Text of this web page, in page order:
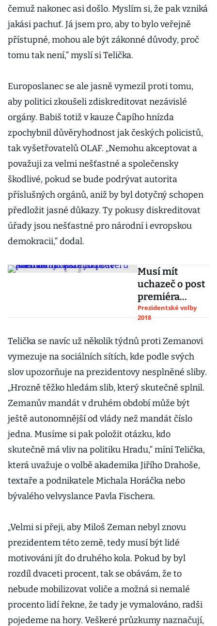
čemuž nakonec asi došlo. Myslím si, že pak vzniká
jakási pachuť. Já jsem pro, aby to bylo veřejně
přístupné, mohou ale být zákonné důvody, proč
tomu tak není,“ myslí si Telička.
Europoslanec se ale jasně vymezil proti tomu,
aby politici zkoušeli zdiskreditovat nezávislé
orgány. Babiš totiž v kauze Čapího hnízda
zpochybnil důvěryhodnost jak českých policistů,
tak vyšetřovatelů OLAF. „Nemohu akceptovat a
považuji za velmi nešťastné a společensky
škodlivé, pokud se bude podrývat autorita
příslušných orgánů, aniž by byl dotyčný schopen
předložit jasné důkazy. Ty pokusy diskreditovat
úřady jsou nešťastné pro národní i evropskou
demokracii,“ dodal.
Musí mít
uchazeč o post
premiéra
zajištěnou
důvěru
Sněmovny?
Ptali jsme se
kandidátů
Prezidentské volby
2018
Telička se navíc už několik týdnů proti Zemanovi
vymezuje na sociálních sítích, kde podle svých
slov upozorňuje na prezidentovy nesplněné sliby.
„Hrozně těžko hledám slib, který skutečně splnil.
Zemanův mandát v druhém období může být
ještě autonomnější od vlády než mandát číslo
jedna. Musíme si pak položit otázku, kdo
skutečně má vliv na politiku Hradu,“ míní Telička,
která uvažuje o volbě akademika Jiřího Drahoše,
textaře a podnikatele Michala Horáčka nebo
bývalého velvyslance Pavla Fischera.
„Velmi si přeji, aby Miloš Zeman nebyl znovu
prezidentem této země, tedy musí být lidé
motivováni jít do druhého kola. Pokud by byl
rozdíl dvaceti procent, tak se obávám, že to
nebude mobilizovat voliče a možná si nemalé
procento lidí řekne, že tady je vymalováno, radši
pojedeme na hory. Veškeré průzkumy naznačují,